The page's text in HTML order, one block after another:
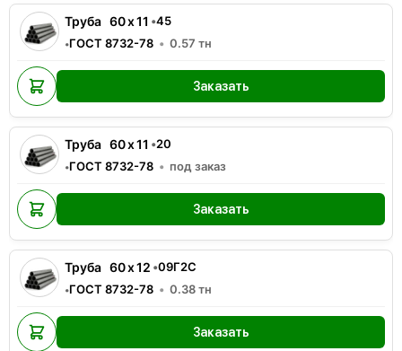
Труба 60x11 •45
•ГОСТ 8732-78 0.57 тн
Заказать
Труба 60x11 •20
•ГОСТ 8732-78 под заказ
Заказать
Труба 60x12 •09Г2С
•ГОСТ 8732-78 0.38тн
Заказать